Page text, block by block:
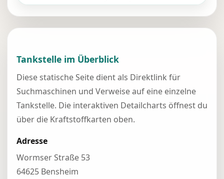
Tankstelle im Überblick
Diese statische Seite dient als Direktlink für
Suchmaschinen und Verweise auf eine einzelne
Tankstelle. Die interaktiven Detailcharts öffnest du
über die Kraftstoffkarten oben.
Adresse
Wormser Straße 53
64625 Bensheim